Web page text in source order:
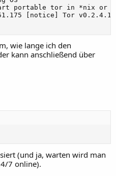
portable tor in *nix or
[notice] Tor
wie lange ich den
kann anschließend über
(und ja, warten wird man
7 online).